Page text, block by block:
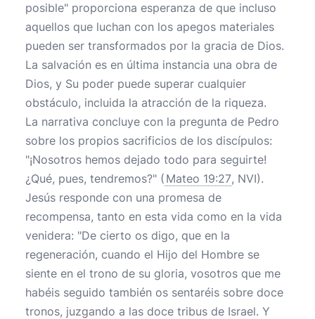
posible" proporciona esperanza de que incluso
aquellos que luchan con los apegos materiales
pueden ser transformados por la gracia de Dios.
La salvación es en última instancia una obra de
Dios, y Su poder puede superar cualquier
obstáculo, incluida la atracción de la riqueza.
La narrativa concluye con la pregunta de Pedro
sobre los propios sacrificios de los discípulos:
"¡Nosotros hemos dejado todo para seguirte!
¿Qué, pues, tendremos?" ( Mateo 19:27, NVI).
Jesús responde con una promesa de
recompensa, tanto en esta vida como en la vida
venidera: "De cierto os digo, que en la
regeneración, cuando el Hijo del Hombre se
siente en el trono de su gloria, vosotros que me
habéis seguido también os sentaréis sobre doce
tronos, juzgando a las doce tribus de Israel. Y